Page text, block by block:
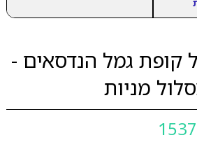
קופת גמל הנדסאים -
מניות